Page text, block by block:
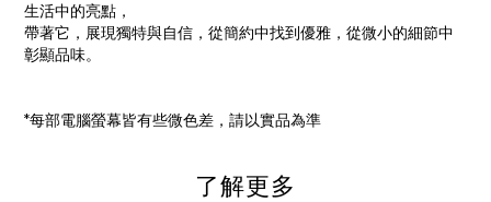
生活中的亮點，
帶著它，展現獨特與自信，從簡約中找到優雅，從微小的細節中
彰顯品味。
*每部電腦螢幕皆有些微色差，請以實品為準
了解更多